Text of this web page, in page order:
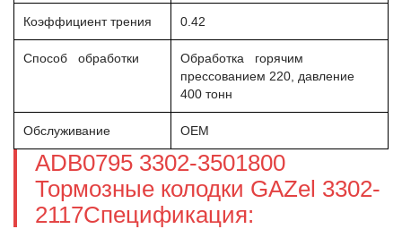
Коэффициент трения 0.42
Способ обработки
Обработка горячим
прессованием 220, давление
400 тонн
Обслуживание OEM
ADB0795 3302-3501800
Тормозные колодки GAZel 3302-
2117Спецификация: